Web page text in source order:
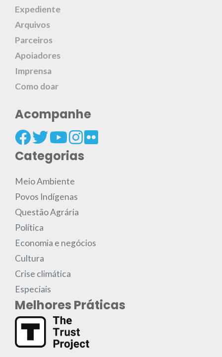
Expediente
Arquivos
Parceiros
Apoiadores
Imprensa
Como doar
Acompanhe
Categorias
Meio Ambiente
Povos Indígenas
Questão Agrária
Política
Economia e negócios
Cultura
Crise climática
Especiais
Melhores Práticas